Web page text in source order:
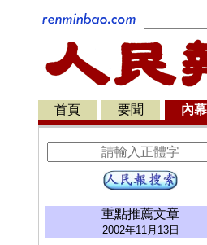
首頁 要聞 內幕
重點推薦文章
2002年11月13日